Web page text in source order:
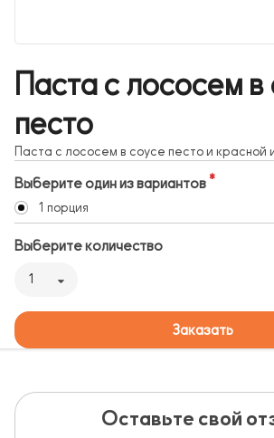
Паста с лососем в
песто
Паста с лососем в соусе песто и красной
Выберите один из вариантов
1 порция
Выберите количество
1
Заказать
Оставьте свой